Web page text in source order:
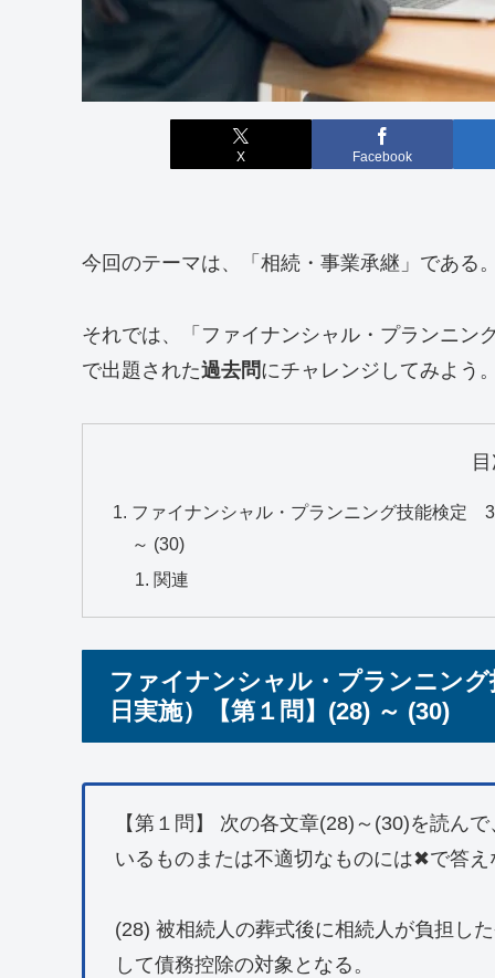
X Facebook
今回のテーマは、「相続・事業承継」である
それでは、「ファイナンシャル・プランニ
で出題された過去問にチャレンジしてみよう
ファイナンシャル・プランニング技能検定
～ (30)
関連
ファイナンシャル・プランニン
日実施）【第１問】(28) ～ (30)
【第１問】 次の各文章(28)～(30)を読ん
いるものまたは不適切なものには✖で答え
(28) 被相続人の葬式後に相続人が負担し
して債務控除の対象となる。